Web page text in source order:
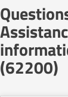
(62200)